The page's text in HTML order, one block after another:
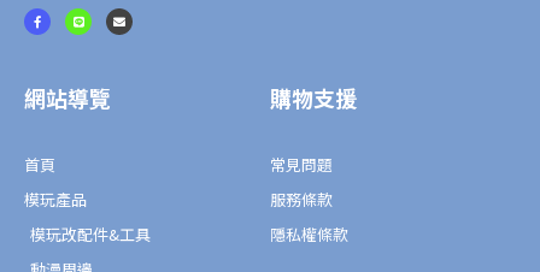
F
a
c
k
-
L
i
n
E
n
v
網站導覽
首頁
模玩產品
模玩改配件&工具
購物支援
常見問題
服務條款
隱私權條款